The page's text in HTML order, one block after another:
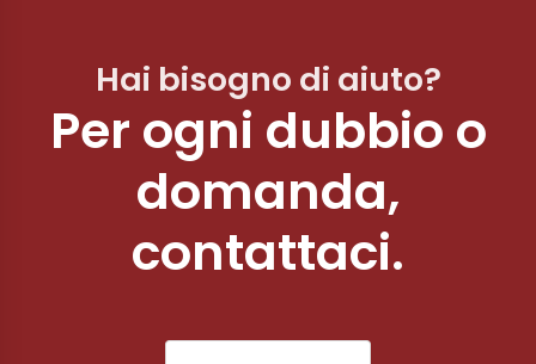
Hai bisogno di aiuto?
Per ogni dubbio o
domanda,
contattaci.